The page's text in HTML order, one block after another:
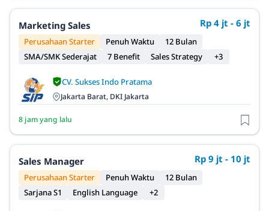
Marketing Sales Rp 4 jt - 6 jt
Perusahaan Starter Penuh Waktu
12 Bulan
SMA/SMK Sederajat
7 Benefit Sales Strategy +3
CV. Sukses Indo Pratama
Jakarta Barat, DKI Jakarta
8 jam yang lalu
Sales Manager Rp 9 jt - 10 jt
Perusahaan Starter Penuh Waktu
12 Bulan
Sarjana S1
English Language +2